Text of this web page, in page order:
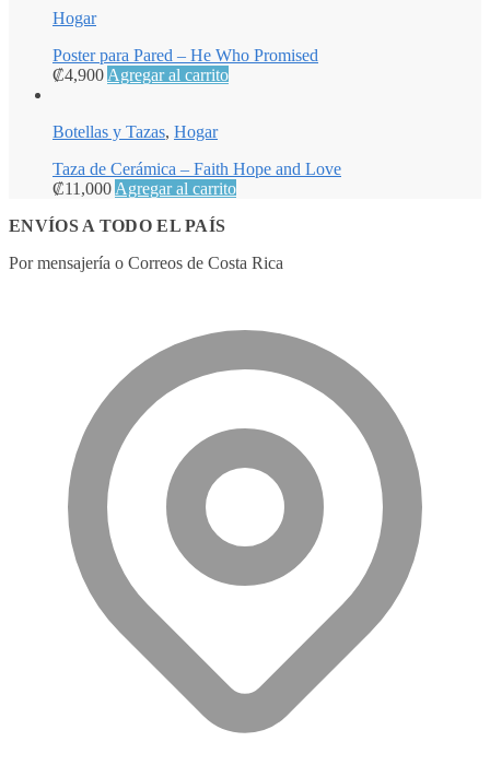
Hogar
Poster para Pared – He Who Promised
₡4,900 Agregar al carrito
Botellas y Tazas, Hogar
Taza de Cerámica – Faith Hope and Love
₡11,000 Agregar al carrito
ENVÍOS A TODO EL PAÍS
Por mensajería o Correos de Costa Rica